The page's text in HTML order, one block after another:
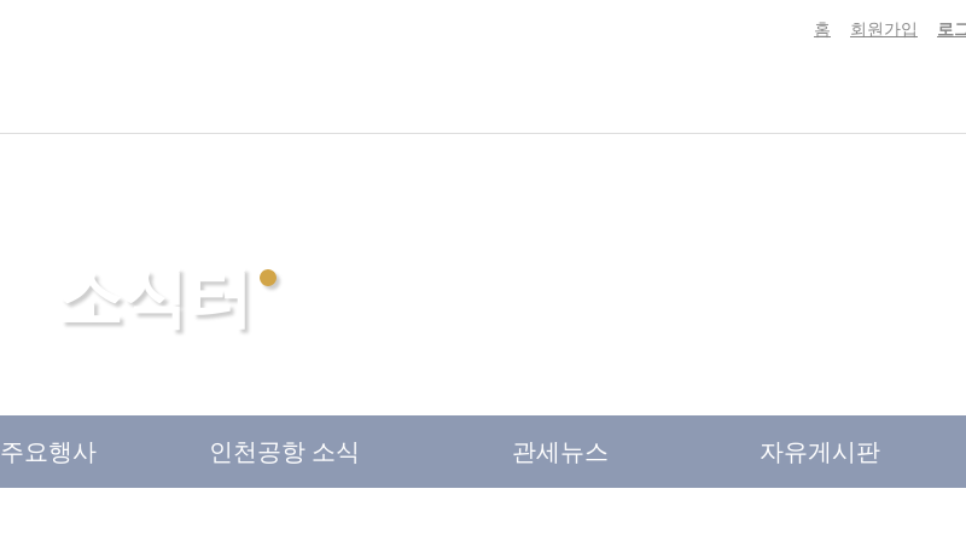
홈 회원가입 로
소식터
주요행사 인천 공항 소식 관세뉴스 자유게시판